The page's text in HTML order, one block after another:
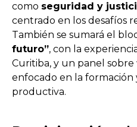
como seguridad y
centrado en los desafíos
También se sumará el
futuro”, con la
Curitiba, y un panel sobre
enfocado en la formación
productiva.